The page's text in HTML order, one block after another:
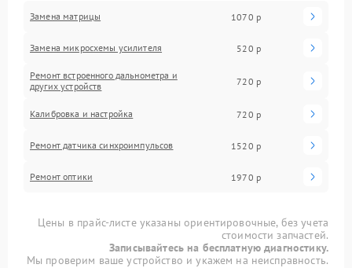
Замена матрицы 1070 р
Замена микросхемы усилителя 520 р
Ремонт встроенного дальнометра и
других устройств
720 р
Калибровка и настройка 720 р
Ремонт датчика синхроимпульсов 1520 р
Ремонт оптики 1970 р
Цены в прайс-листе указаны ориентировочные, без учета
стоимости запчастей.
Записывайтесь на бесплатную диагностику.
Мы проверим ваше устройство и укажем на неисправность.